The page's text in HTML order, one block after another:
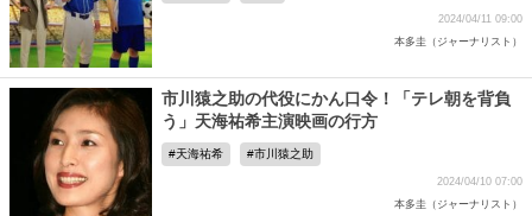
2024/04/11 09:00
本多圭（ジャーナリスト）
市川猿之助の代役にかん口令！「テレ朝を背負
う」天海祐希主演映画の行方
天海祐希 市川猿之助
2024/04/10 07:00
本多圭（ジャーナリスト）